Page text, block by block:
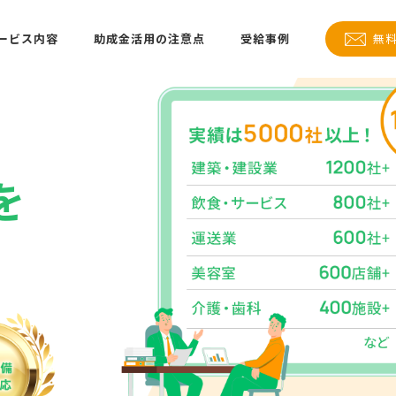
ビス内容 助成金活用の注意点 受給事例 無